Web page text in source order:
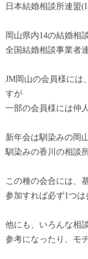
日本結婚相談所連盟
岡山県内14の結婚相
全国結婚相談事業者
JM岡山の会員様には
すが
一部の会員様には仲
新年会は馴染みの岡
馴染みの香川の相談
この種の会合には、
参加すれば必ず1つは
他にも、いろんな相
参考になったり、モ